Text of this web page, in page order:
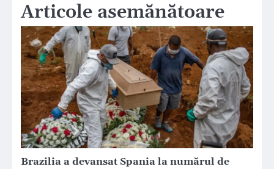
Articole asemănătoare
Brazilia a devansat Spania la numărul de